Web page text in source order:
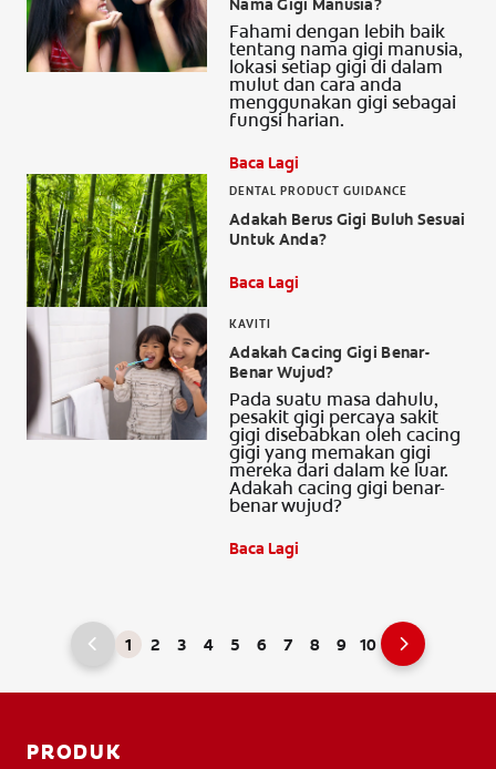
Nama Gigi Manusia?
Fahami dengan lebih baik
tentang nama gigi manusia,
lokasi setiap gigi di dalam
mulut dan cara anda
menggunakan gigi sebagai
fungsi harian.
Baca Lagi
DENTAL PRODUCT GUIDANCE
Adakah Berus Gigi Buluh Sesuai
Untuk Anda?
Baca Lagi
KAVITI
Adakah Cacing Gigi Benar-
Benar Wujud?
Pada suatu masa dahulu,
pesakit gigi percaya sakit
gigi disebabkan oleh cacing
gigi yang memakan gigi
mereka dari dalam ke luar.
Adakah cacing gigi benar-
benar wujud?
Baca Lagi
1 2 3 4 5 6 7 8 9 10
PRODUK